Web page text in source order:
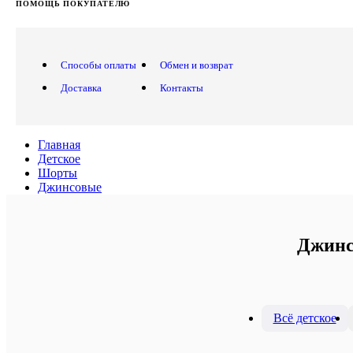
ПОМОЩЬ ПОКУПАТЕЛЮ
Способы оплаты
Доставка
Обмен и возврат
Контакты
Главная
Детское
Шорты
Джинсовые
Всё детское